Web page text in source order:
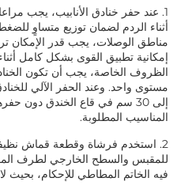
1. عند حفر خنادق الأنابيب، يجب
أثناء الردم لضمان توزيع متساوٍ
مناطق الوصلات، يجب قدر الإمكان
إمكانية تطبيق القوى بشكل كامل
الظروف الخاصة، يجب أن تكون
إلى 30 سم في قاع الخندق دون
المناسيب المطلوبة.
2. استخدم فرشاة وقطعة قماش
للمقبس والسطح الخارجي لطرف
فيه الخاتم المطاطي للإحكام، بحيث